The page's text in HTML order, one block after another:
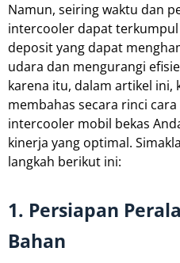
Namun, seiring waktu dan
intercooler dapat
deposit yang dapat
udara dan mengurangi
karena itu, dalam artikel ini,
membahas secara rinci
intercooler mobil bekas
kinerja yang optimal.
langkah berikut ini:
1. Persiapan
Bahan